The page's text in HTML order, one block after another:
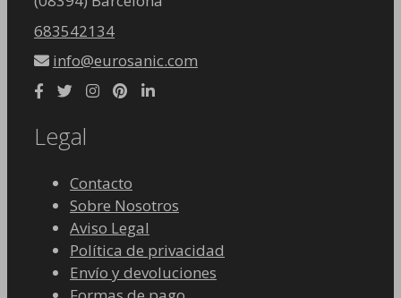
683542134
info@eurosanic.com
Legal
Contacto
Sobre Nosotros
Aviso Legal
Política de privacidad
Envío y devoluciones